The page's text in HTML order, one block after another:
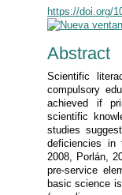
https://doi.org/
Abstract
Scientific
compulsory
achieved if
scientific
studies
deficiencies in
2008, Porlán,
pre-service
basic science